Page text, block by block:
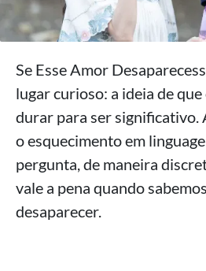
Se Esse Amor
lugar curioso: a ideia de
durar para ser significativo.
o esquecimento em
pergunta, de maneira
vale a pena quando
desaparecer.